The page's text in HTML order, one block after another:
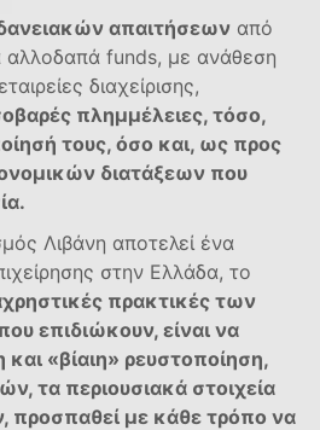
απαιτήσεων από
αλλοδαπά funds, με ανάθεση
διαχείρισης,
πλημμέλειες, τόσο,
τους, όσο και, ως προς
διατάξεων που
Λιβάνη αποτελεί ένα
στην Ελλάδα, το
πρακτικές των
επιδιώκουν, είναι να
«βίαιη» ρευστοποίηση,
τα περιουσιακά στοιχεία
προσπαθεί με κάθε τρόπο να